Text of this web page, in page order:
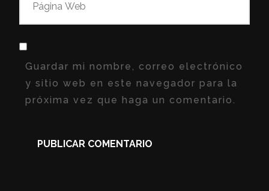
Guardar mi nombre, correo electrónico
y sitio web en este navegador para la
próxima vez que haga un comentario.